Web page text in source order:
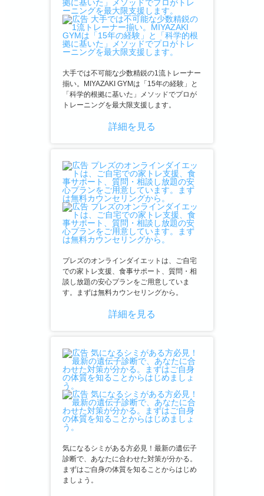
大手では不可能な少数精鋭の1流トレーナー
揃い。MIYAZAKI GYMは「15年の経験」と
「科学的根拠に基いた」メソッドでプロが
トレーニングを最大限支援します。
詳細を見る
プレズのオンラインダイエットは、ご自宅
での家トレ支援、食事サポート、質問・相
談し放題の安心プランをご用意していま
す。まずは無料カウンセリングから。
詳細を見る
気になるシミがある方必見！最新の遺伝子
診断で、あなたに合わせた対策が分かる。
まずはご自身の体質を知ることからはじめ
ましょう。